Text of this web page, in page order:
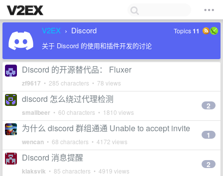
V2EX › Discord Topics11
关于 Discord 的使用和插件开发的讨论
Discord 的开源替代品： Fluxer
zf9617 • 285 characters • 78 views
discord 怎么绕过代理检测
smallbeer • 60 characters • 1810 views
2
为什么 discord 群组通通 Unable to accept invite
wencan • 68 characters • 4172 views
1
Discord 消息提醒
klaksvik • 85 characters • 4919 views
2